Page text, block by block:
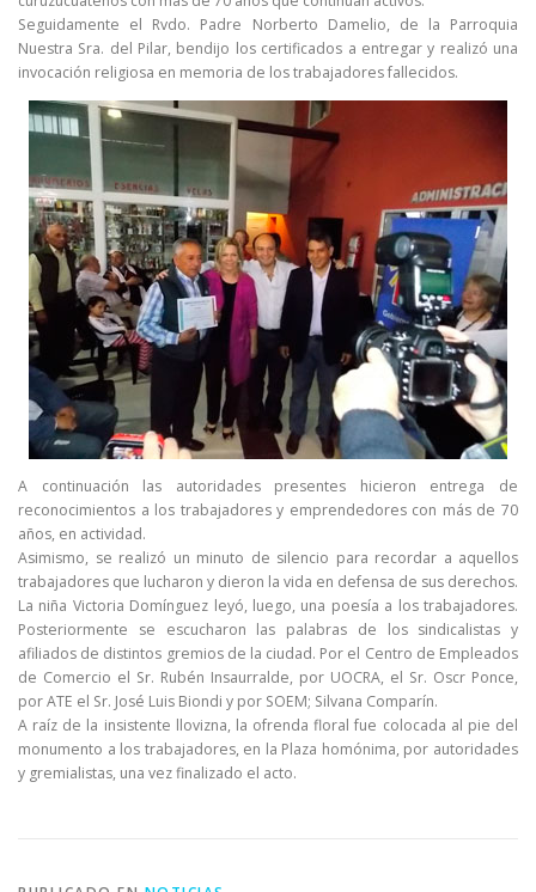
Seguidamente el Rvdo. Padre Norberto Damelio, de la Parroquia
Nuestra Sra. del Pilar, bendijo los certificados a entregar y realizó una
invocación religiosa en memoria de los trabajadores fallecidos.
A continuación las autoridades presentes hicieron entrega de
reconocimientos a los trabajadores y emprendedores con más de 70
años, en actividad.
Asimismo, se realizó un minuto de silencio para recordar a aquellos
trabajadores que lucharon y dieron la vida en defensa de sus derechos.
La niña Victoria Domínguez leyó, luego, una poesía a los trabajadores.
Posteriormente se escucharon las palabras de los sindicalistas y
afiliados de distintos gremios de la ciudad. Por el Centro de Empleados
de Comercio el Sr. Rubén Insaurralde, por UOCRA, el Sr. Oscr Ponce,
por ATE el Sr. José Luis Biondi y por SOEM; Silvana Comparín.
A raíz de la insistente llovizna, la ofrenda floral fue colocada al pie del
monumento a los trabajadores, en la Plaza homónima, por autoridades
y gremialistas, una vez finalizado el acto.